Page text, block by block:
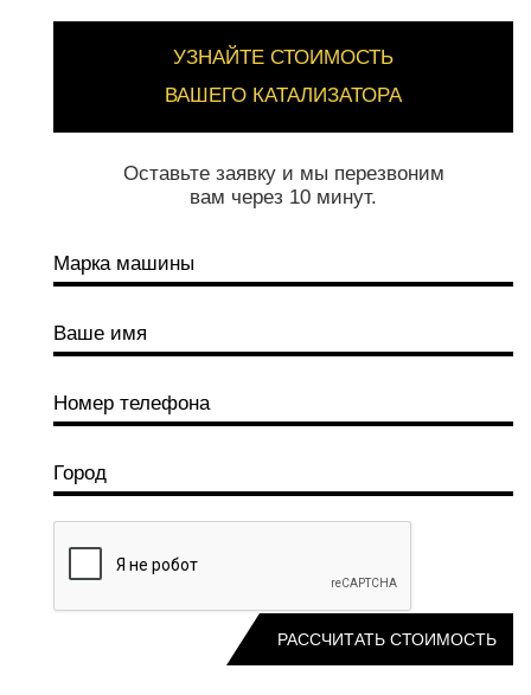
УЗНАЙТЕ СТОИМОСТЬ
ВАШЕГО КАТАЛИЗАТОРА
Оставьте заявку и мы перезвоним
вам через 10 минут.